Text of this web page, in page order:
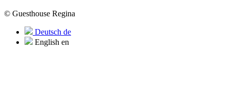
© Guesthouse Regina
Deutsch de
English en